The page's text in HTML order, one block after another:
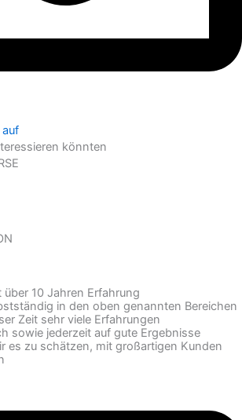
könnten
über 10 Jahren Erfahrung
in den oben genannten Bereichen
Zeit sehr viele Erfahrungen
sowie jederzeit auf gute Ergebnisse
es zu schätzen, mit großartigen Kunden